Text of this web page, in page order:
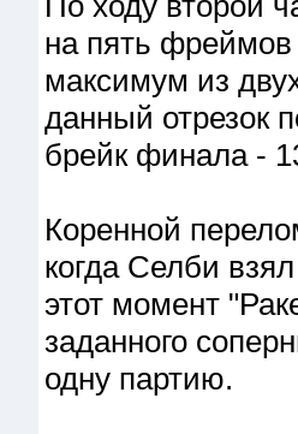
на пять
максимум из
данный отрезок
брейк финала -
Коренной
когда Селби
этот момент
заданного
одну партию.